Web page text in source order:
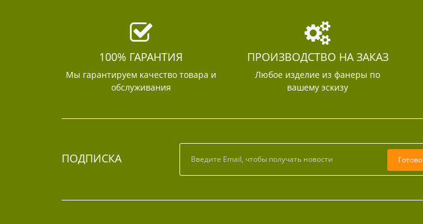
100% ГАРАНТИЯ
Мы гарантируем качество товара и
обслуживания
ПРОИЗВОДСТВО НА ЗАКАЗ
Любое изделие из фанеры по
вашему эскизу
ПОДПИСКА Готово